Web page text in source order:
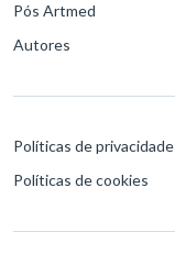
Pós Artmed
Autores
Políticas de privacidade
Políticas de cookies